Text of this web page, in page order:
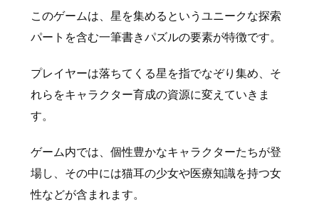
このゲームは、星を集めるというユニークな探索
パートを含む一筆書きパズルの要素が特徴です。
プレイヤーは落ちてくる星を指でなぞり集め、そ
れらをキャラクター育成の資源に変えていきま
す。
ゲーム内では、個性豊かなキャラクターたちが登
場し、その中には猫耳の少女や医療知識を持つ女
性などが含まれます。